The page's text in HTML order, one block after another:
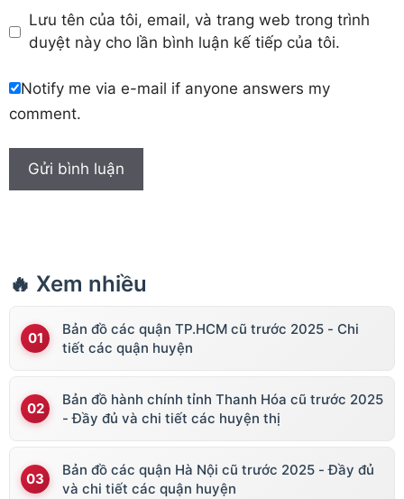
Lưu tên của tôi, email, và trang web trong trình
duyệt này cho lần bình luận kế tiếp của tôi.
Notify me via e-mail if anyone answers my
comment.
🔥 Xem nhiều
Bản đồ các quận TP.HCM cũ trước 2025 - Chi
tiết các quận huyện
Bản đồ hành chính tỉnh Thanh Hóa cũ trước 2025
- Đầy đủ và chi tiết các huyện thị
Bản đồ các quận Hà Nội cũ trước 2025 - Đầy đủ
và chi tiết các quận huyện